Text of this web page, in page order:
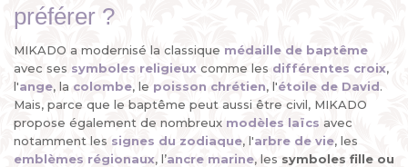
préférer ?
MIKADO a modernisé la classique médaille de baptême
avec ses symboles religieux comme les différentes croix,
l'ange, la colombe, le poisson chrétien, l'étoile de David.
Mais, parce que le baptême peut aussi être civil, MIKADO
propose également de nombreux modèles laïcs avec
notamment les signes du zodiaque, l'arbre de vie, les
emblèmes régionaux, l’ancre marine, les symboles fille ou